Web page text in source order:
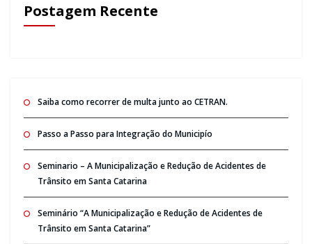
Postagem Recente
Saiba como recorrer de multa junto ao CETRAN.
Passo a Passo para Integração do Municipío
Seminario – A Municipalização e Redução de Acidentes de
Trânsito em Santa Catarina
Seminário “A Municipalização e Redução de Acidentes de
Trânsito em Santa Catarina”